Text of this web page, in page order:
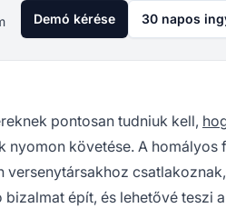
Demó kérése 30 napos
pontosan tudniuk kell,
nyomon követése. A
épít, és lehetővé teszi